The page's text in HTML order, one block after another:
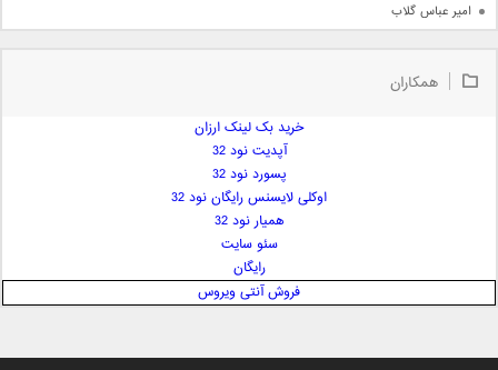
امیر عباس گلاب
امیر علی
ایمان غلامی
بابک جهانبخش
همکاران
خرید بک لینک ارزان
آپدیت نود 32
پسورد نود 32
اوکلی لایسنس رایگان نود 32
همیار نود 32
سئو سایت
رایگان
فروش آنتی ویروس